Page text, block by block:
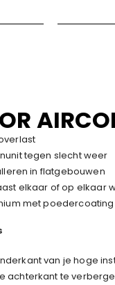
tegen slecht weer
in flatgebouwen
elkaar of op elkaar
met
van je hoge
achterkant te